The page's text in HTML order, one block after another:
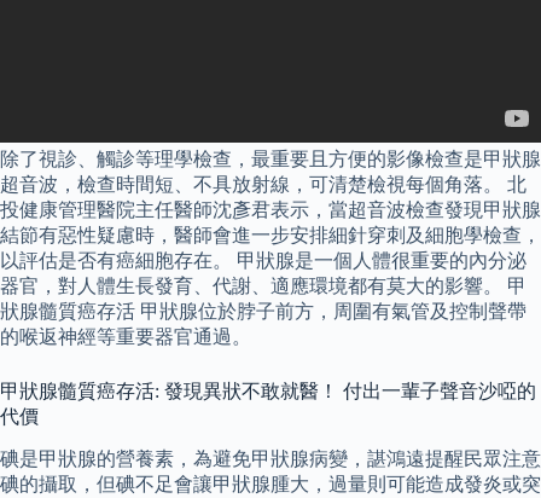
除了視診、觸診等理學檢查，最重要且方便的影像檢查是甲狀腺
超音波，檢查時間短、不具放射線，可清楚檢視每個角落。 北
投健康管理醫院主任醫師沈彥君表示，當超音波檢查發現甲狀腺
結節有惡性疑慮時，醫師會進一步安排細針穿刺及細胞學檢查，
以評估是否有癌細胞存在。 甲狀腺是一個人體很重要的內分泌
器官，對人體生長發育、代謝、適應環境都有莫大的影響。 甲
狀腺髓質癌存活 甲狀腺位於脖子前方，周圍有氣管及控制聲帶
的喉返神經等重要器官通過。
甲狀腺髓質癌存活: 發現異狀不敢就醫！ 付出一輩子聲音沙啞的
代價
碘是甲狀腺的營養素，為避免甲狀腺病變，諶鴻遠提醒民眾注意
碘的攝取，但碘不足會讓甲狀腺腫大，過量則可能造成發炎或突